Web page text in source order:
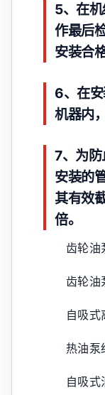
5、在机
作最后
安装合格
6、在
机器内
7、为
安装的
其有效
倍。
齿轮油
齿轮油
自吸式
热油泵
自吸式